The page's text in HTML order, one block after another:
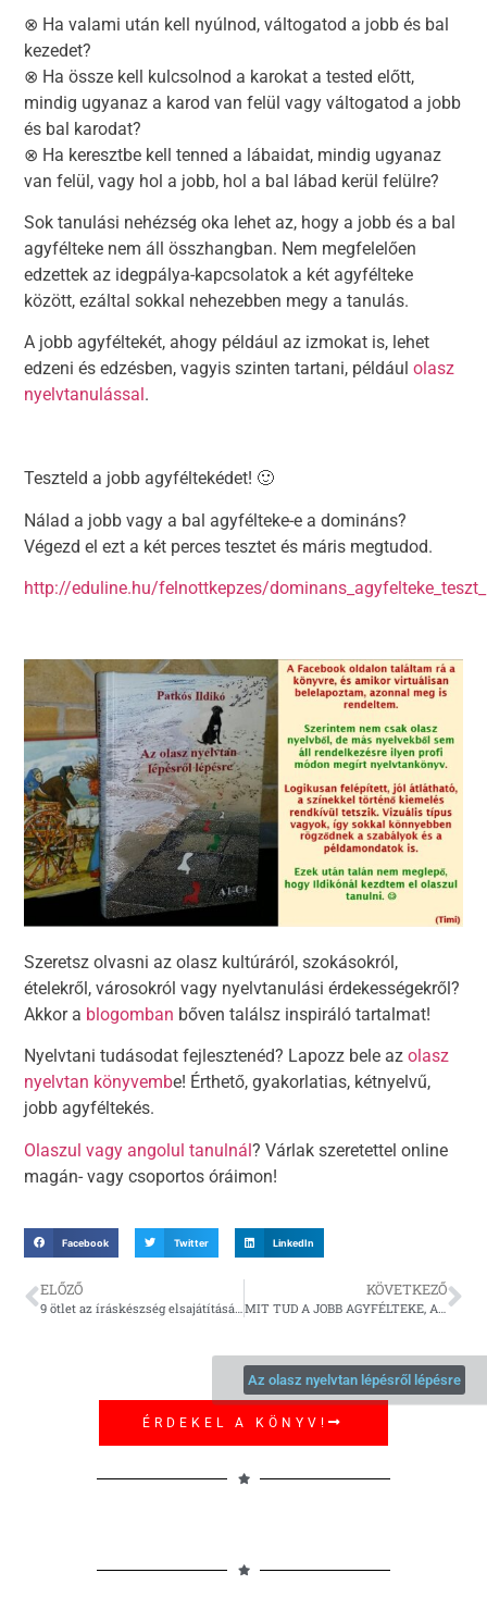
⊗ Ha valami után kell nyúlnod, váltogatod a jobb és bal
kezedet?
⊗ Ha össze kell kulcsolnod a karokat a tested előtt,
mindig ugyanaz a karod van felül vagy váltogatod a jobb
és bal karodat?
⊗ Ha keresztbe kell tenned a lábaidat, mindig ugyanaz
van felül, vagy hol a jobb, hol a bal lábad kerül felülre?
Sok tanulási nehézség oka lehet az, hogy a jobb és a bal
agyfélteke nem áll összhangban. Nem megfelelően
edzettek az idegpálya-kapcsolatok a két agyfélteke
között, ezáltal sokkal nehezebben megy a tanulás.
A jobb agyféltekét, ahogy például az izmokat is, lehet
edzeni és edzésben, vagyis szinten tartani, példáulolasz
nyelvtanulással .
Teszteld a jobb agyféltekédet! 🙂
Nálad a jobb vagy a bal agyfélteke-e a domináns?
Végezd el ezt a két perces tesztet és máris megtudod.
http://eduline.hu/felnottkepzes/
Szeretsz olvasni az olasz kultúráról, szokásokról,
ételekről, városokról vagy nyelvtanulási érdekességekről?
Akkor a blogomban bőven találsz inspiráló tartalmat!
Nyelvtani tudásodat fejlesztenéd? Lapozz bele azolasz
nyelvtan könyvembe! Érthető, gyakorlatias, kétnyelvű,
jobb agyféltekés.
Olaszul vagy angolul tanulnál? Várlak szeretettel online
magán- vagy csoportos óráimon!
Facebook Twitter LinkedIn
ELŐZŐ KÖVETKEZŐ
Az olasz nyelvtan lépésről lépésre
ÉRDEKEL A KÖNYV!